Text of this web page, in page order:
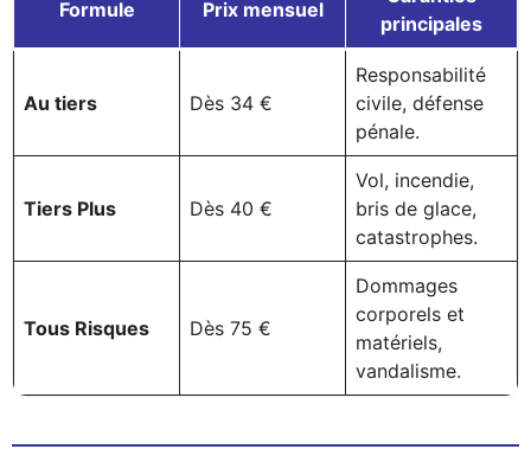
Formule Prix mensuel
principales
Au tiers Dès 34 €
Responsabilité
civile, défense
pénale.
Tiers Plus Dès 40 €
Vol, incendie,
bris de glace,
catastrophes.
Tous Risques Dès 75 €
Dommages
corporels et
matériels,
vandalisme.